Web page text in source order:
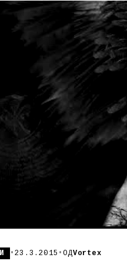
•23.3.2015 •ОДVortex